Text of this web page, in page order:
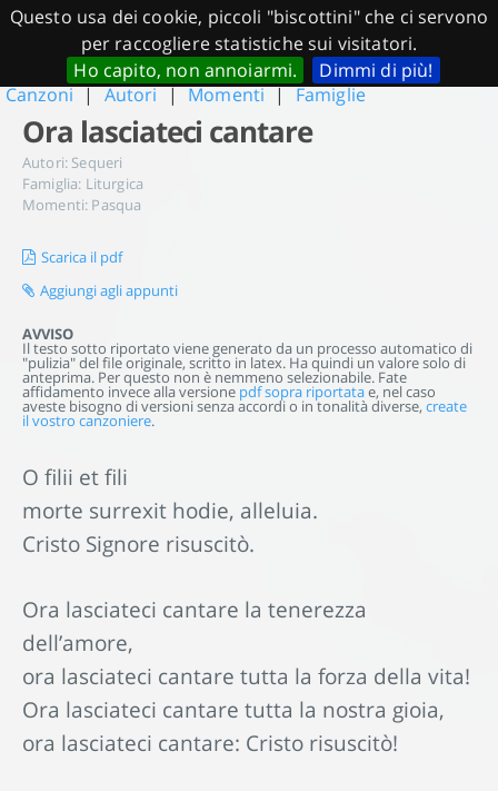
Questo usa dei cookie, piccoli "biscottini" che ci servono
per raccogliere statistiche sui visitatori.
Ho capito, non annoiarmi.
Dimmi di più!
Canzoni | Autori | Momenti | Famiglie
Ora lasciateci cantare
Autori: Sequeri
Famiglia: Liturgica
Momenti: Pasqua
Scarica il pdf
Aggiungi agli appunti
AVVISO
Il testo sotto riportato viene generato da un processo automatico di
"pulizia" del file originale, scritto in latex. Ha quindi un valore solo di
anteprima. Per questo non è nemmeno selezionabile. Fate
affidamento invece alla versione pdf sopra riportatae, nel caso
aveste bisogno di versioni senza accordi o in tonalità diverse, create
il vostro canzoniere.
O filii et fili
morte surrexit hodie, alleluia.
Cristo Signore risuscitò.
Ora lasciateci cantare la tenerezza
dell’amore,
ora lasciateci cantare tutta la forza della vita!
Ora lasciateci cantare tutta la nostra gioia,
ora lasciateci cantare: Cristo risuscitò!